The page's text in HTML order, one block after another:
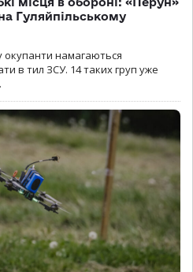
Гуляйпільському
окупанти намагаються
в тил ЗСУ. 14 таких груп уже